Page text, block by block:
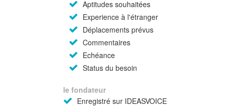
Aptitudes souhaitées
Experience à l'étranger
Déplacements prévus
Commentaires
Echéance
Status du besoin
le fondateur
Enregistré sur IDEASVOICE